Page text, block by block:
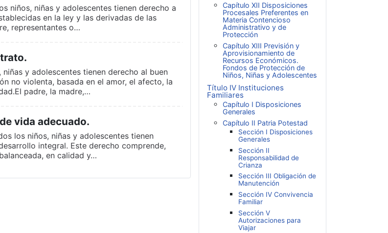
niños, niñas y adolescentes tienen derecho a
en la ley y las derivadas de las
representantes o…
y adolescentes tienen derecho al buen
no violenta, basada en el amor, el afecto, la
padre, la madre,…
vida adecuado.
los niños, niñas y adolescentes tienen
integral. Este derecho comprende,
en calidad y…
Capítulo XII Disposiciones
Procesales Preferentes en
Materia Contencioso
Administrativo y de
Protección
Capítulo XIII Previsión y
Aprovisionamiento de
Recursos Económicos.
Fondos de Protección de
Niños, Niñas y Adolescentes
Título IV Instituciones
Familiares
Capítulo I Disposiciones
Generales
Capítulo II Patria Potestad
Sección I Disposiciones
Generales
Sección II
Responsabilidad de
Crianza
Sección III Obligación de
Manutención
Sección IV Convivencia
Familiar
Sección V
Autorizaciones para
Viajar